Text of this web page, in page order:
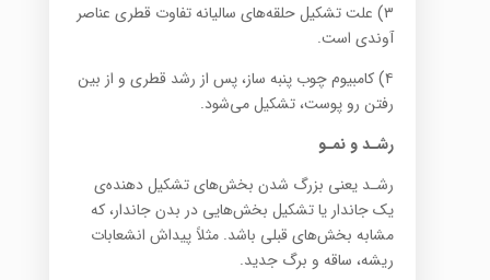
۳) علت تشکیل حلقه‌ها‌ی سالیانه تفاوت قطری عناصر
آوندی است.
۴) کامبیوم چوب پنبه ساز، پس از رشد قطری و از بین
رفتن رو پوست، تشکیل می‌شود.
رشـد و نمـو
رشـد یعنی بزرگ شدن بخش‌ها‌ی تشکیل دهنده‌ی
یک جاندار یا تشکیل بخش‌هایی در بدن جاندار، که
مشابه بخش‌ها‌ی قبلی باشد. مثلاً پیداش انشعابات
ریشه، ساقه و برگ جدید.